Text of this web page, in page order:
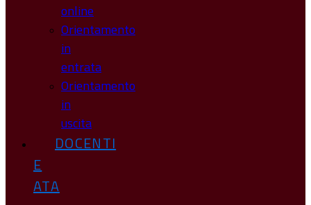
online
Orientamento
in
entrata
Orientamento
in
uscita
DOCENTI
E
ATA